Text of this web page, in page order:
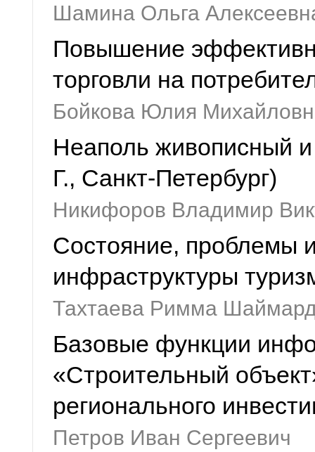
Шамина Ольга
Повышение
торговли на
Бойкова Юлия
Неаполь живописный и
Г., Санкт-Петербург)
Никифоров Владимир
Состояние, проблемы
инфраструктуры
Тахтаева Римма
Базовые функции
«Строительный
регионального
Петров Иван Сергеевич